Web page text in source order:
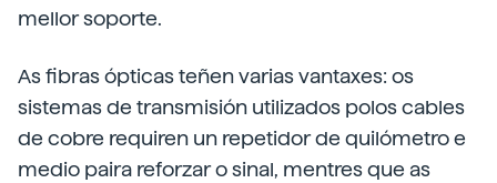
mellor soporte.
As fibras ópticas teñen varias vantaxes: os
sistemas de transmisión utilizados polos cables
de cobre requiren un repetidor de quilómetro e
medio paira reforzar o sinal, mentres que as